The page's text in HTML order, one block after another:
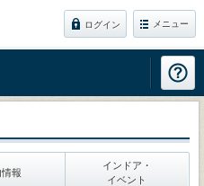
ログイン メニュー
情報
インドア・
イベント